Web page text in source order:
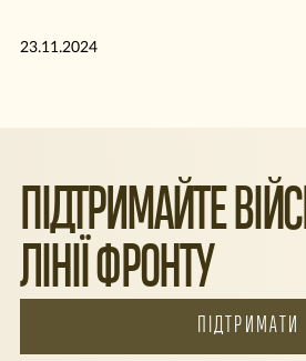
23.11.2024
ПІДТРИМАЙТЕ
ЛІНІЇ ФРОНТУ
ПІДТРИМАТИ